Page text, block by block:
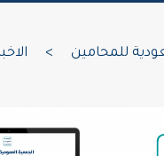
للمحامين الاخبار